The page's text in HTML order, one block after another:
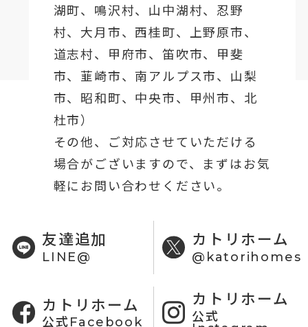
湖町、鳴沢村、山中湖村、忍野
村、 大月市、西桂町、上野原市、
道志村、 甲府市、笛吹市、甲斐
市、韮崎市、南アルプス市、山梨
市、昭和町、中央市、甲州市、北
杜市）
その他、ご対応させていただける
場合がございますので、まずはお気
軽にお問い合わせください。
友達追加
LINE@
カトリホーム
@katorihomes
カトリホーム
公式Facebook
カトリホーム
公式